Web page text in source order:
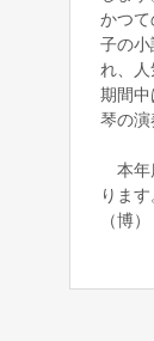
かつ
子の
れ、人
期間
琴の演
本年
りま
（博）